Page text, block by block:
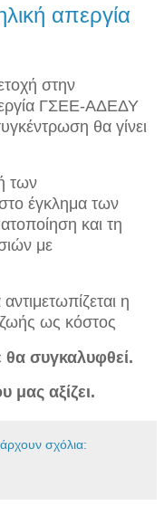
απεργία
στην
ΓΣΕΕ-ΑΔΕΔΥ
θα γίνει
των
έγκλημα των
και τη
με
η
ζωής ως κόστος
συγκαλυφθεί.
μας αξίζει.
σχόλια: